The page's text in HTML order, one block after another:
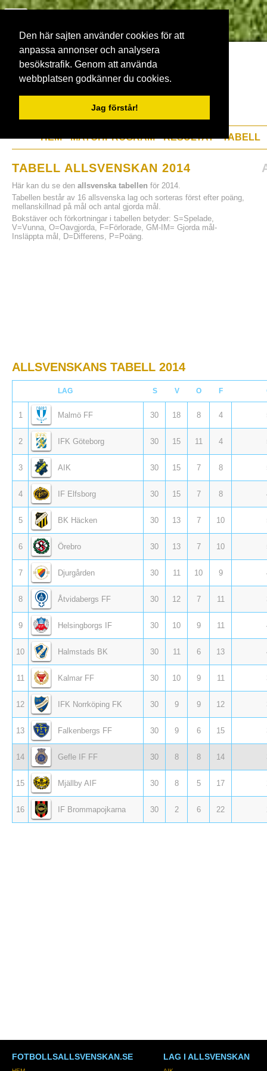
Den här sajten använder cookies för att
anpassa annonser och analysera
besökstrafik. Genom att använda
webbplatsen godkänner du cookies.
Jag förstår!
HEM MATCHPROGRAM RESULTAT TABELL
TABELL ALLSVENSKAN 2014
Här kan du se den allsvenska tabellen för 2014.
Tabellen består av 16 allsvenska lag och sorteras först efter poäng,
mellanskillnad på mål och antal gjorda mål.
Bokstäver och förkortningar i tabellen betyder: S=Spelade,
V=Vunna, O=Oavgjorda, F=Förlorade, GM-IM= Gjorda mål-
Insläppta mål, D=Differens, P=Poäng.
ALLSVENSKANS TABELL 2014
LAG S V O F
1 Malmö FF 30 18 8 4
2 IFK Göteborg 30 15 11 4
3 AIK 30 15 7 8
4 IF Elfsborg 30 15 7 8
5 BK Häcken 30 13 7 10
6 Örebro 30 13 7 10
7 Djurgården 30 11 10 9
8 Åtvidabergs FF 30 12 7 11
9 Helsingborgs IF 30 10 9 11
10 Halmstads BK 30 11 6 13
11 Kalmar FF 30 10 9 11
12 IFK Norrköping FK 30 9 9 12
13 Falkenbergs FF 30 9 6 15
14 Gefle IF FF 30 8 8 14
15 Mjällby AIF 30 8 5 17
16 IF Brommapojkarna 30 2 6 22
FOTBOLLSALLSVENSKAN.SE LAG I ALLSVENSKAN